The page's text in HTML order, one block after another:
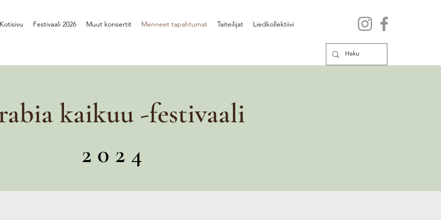
Kotisivu Festivaali 2026 Muut konsertit Menneet tapahtumat Taiteilijat Liedkollektiivi
kaikuu -festivaali
2 0 2 4